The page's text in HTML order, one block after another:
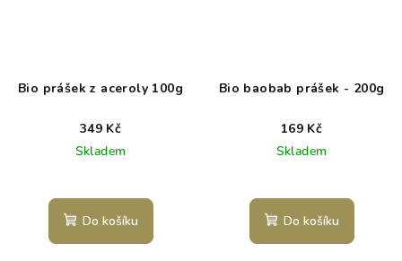
Bio prášek z aceroly 100g
349 Kč
Skladem
Do košíku
Bio baobab prášek - 200g
169 Kč
Skladem
Do košíku